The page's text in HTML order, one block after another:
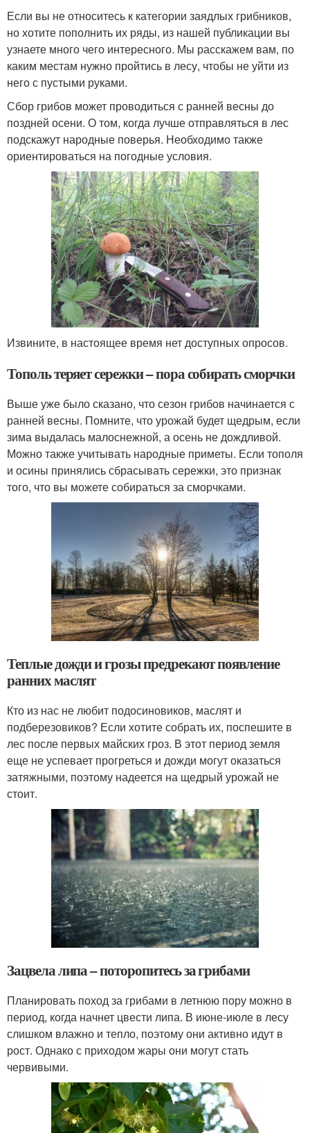
Если вы не относитесь к категории заядлых грибников,
но хотите пополнить их ряды, из нашей публикации вы
узнаете много чего интересного. Мы расскажем вам, по
каким местам нужно пройтись в лесу, чтобы не уйти из
него с пустыми руками.
Сбор грибов может проводиться с ранней весны до
поздней осени. О том, когда лучше отправляться в лес
подскажут народные поверья. Необходимо также
ориентироваться на погодные условия.
Извините, в настоящее время нет доступных опросов.
Тополь теряет сережки – пора собирать сморчки
Выше уже было сказано, что сезон грибов начинается с
ранней весны. Помните, что урожай будет щедрым, если
зима выдалась малоснежной, а осень не дождливой.
Можно также учитывать народные приметы. Если тополя
и осины принялись сбрасывать сережки, это признак
того, что вы можете собираться за сморчками.
Теплые дожди и грозы предрекают появление
ранних маслят
Кто из нас не любит подосиновиков, маслят и
подберезовиков? Если хотите собрать их, поспешите в
лес после первых майских гроз. В этот период земля
еще не успевает прогреться и дожди могут оказаться
затяжными, поэтому надеется на щедрый урожай не
стоит.
Зацвела липа – поторопитесь за грибами
Планировать поход за грибами в летнюю пору можно в
период, когда начнет цвести липа. В июне-июле в лесу
слишком влажно и тепло, поэтому они активно идут в
рост. Однако с приходом жары они могут стать
червивыми.